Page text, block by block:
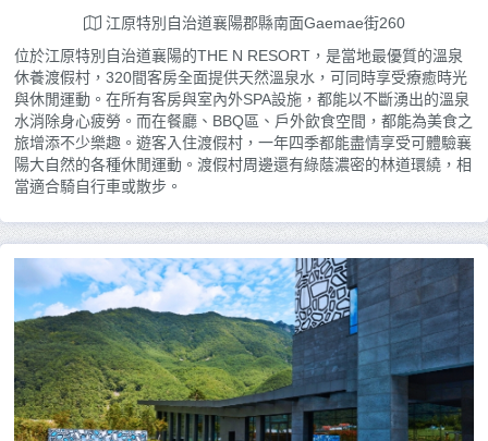
江原特別自治道襄陽郡縣南面Gaemae街260
位於江原特別自治道襄陽的THE N RESORT，是當地最優質的溫泉
休養渡假村，320間客房全面提供天然溫泉水，可同時享受療癒時光
與休閒運動。在所有客房與室內外SPA設施，都能以不斷湧出的溫泉
水消除身心疲勞。而在餐廳、BBQ區、戶外飲食空間，都能為美食之
旅增添不少樂趣。遊客入住渡假村，一年四季都能盡情享受可體驗襄
陽大自然的各種休閒運動。渡假村周邊還有綠蔭濃密的林道環繞，相
當適合騎自行車或散步。